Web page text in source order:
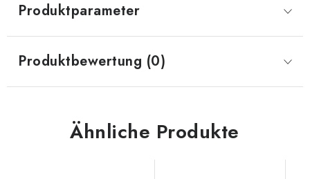
Produktparameter
Produktbewertung (0)
Ähnliche Produkte